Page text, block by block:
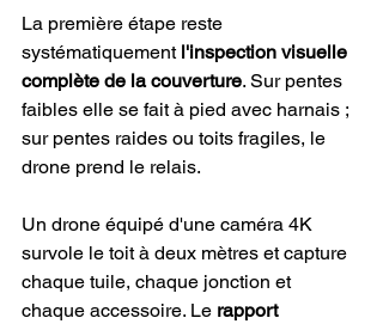
La première étape reste
systématiquement l'inspection visuelle
complète de la couverture. Sur pentes
faibles elle se fait à pied avec harnais ;
sur pentes raides ou toits fragiles, le
drone prend le relais.
Un drone équipé d'une caméra 4K
survole le toit à deux mètres et capture
chaque tuile, chaque jonction et
chaque accessoire. Le rapport